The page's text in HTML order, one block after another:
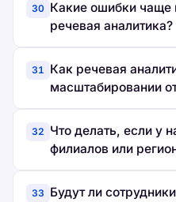
30 Какие ошибки чаще
речевая аналитика?
31 Как речевая
масштабировании
32 Что делать, если у
филиалов или
33 Будут ли